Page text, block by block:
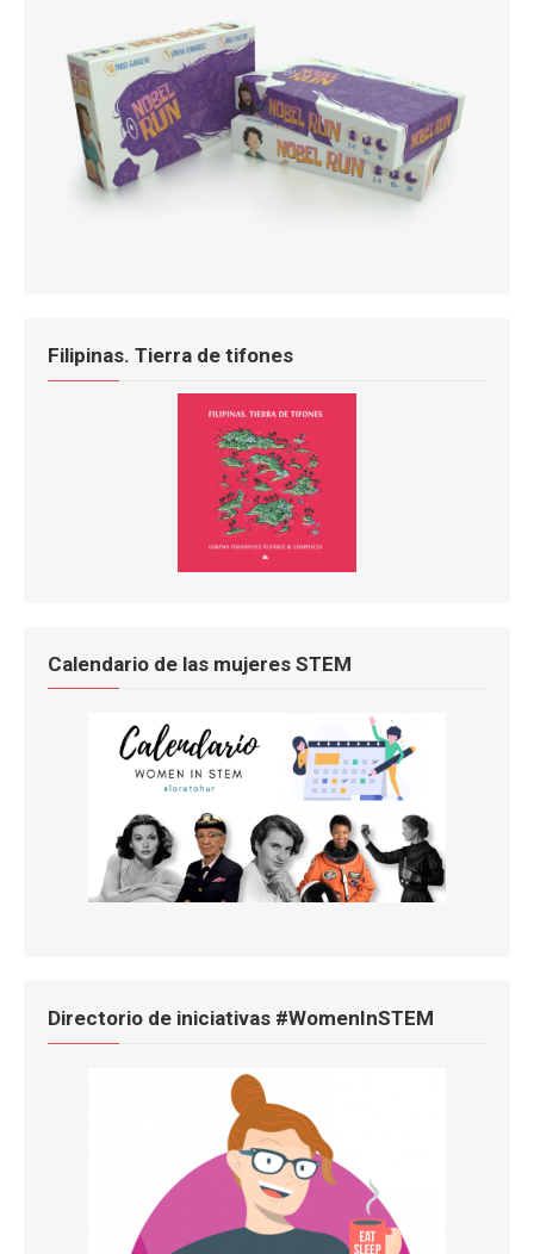
Filipinas. Tierra de tifones
Calendario de las mujeres STEM
Directorio de iniciativas #WomenInSTEM